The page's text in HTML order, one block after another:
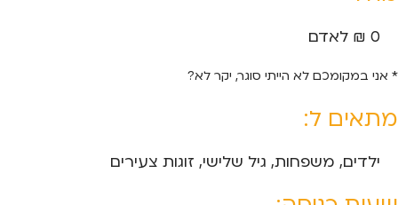
0 ₪ לאדם
* אני במקומכם לא הייתי סוגר, יקר לא?
מתאים ל:
ילדים, משפחות, גיל שלישי, זוגות צעירים